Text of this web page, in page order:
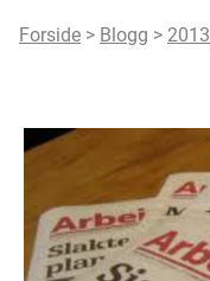
Forside > Blogg > 2013